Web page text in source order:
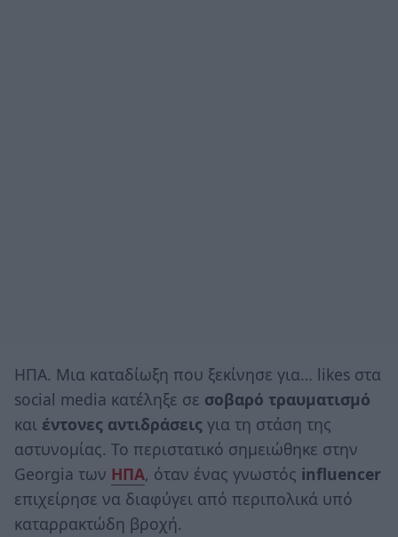
ΗΠΑ. Μια καταδίωξη που ξεκίνησε για… likes στα
social media κατέληξε σε σοβαρό τραυματισμό
και έντονες αντιδράσεις για τη στάση της
αστυνομίας. Το περιστατικό σημειώθηκε στην
Georgia των ΗΠΑ, όταν ένας γνωστός influencer
επιχείρησε να διαφύγει από περιπολικά υπό
καταρρακτώδη βροχή.